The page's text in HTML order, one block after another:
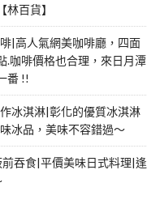
百貨】
|高人氣網美咖啡廳，四面
.咖啡價格也合理，來日月潭
番 !!
冰淇淋|彰化的優質冰淇淋
冰品，美味不容錯過～
吞食|平價美味日式料理|逢